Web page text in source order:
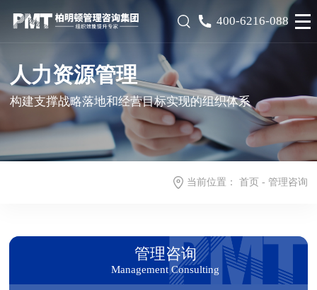
400-6216-088
人力资源管理
构建支撑战略落地和经营目标实现的组织体系
当前位置： 首页- 管理咨询
管理咨询
Management Consulting